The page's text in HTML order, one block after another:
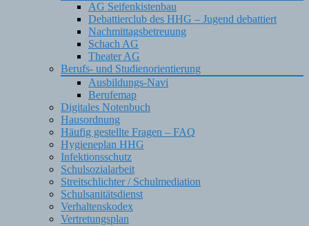
AG Seifenkistenbau
Debattierclub des HHG – Jugend debattiert
Nachmittagsbetreuung
Schach AG
Theater AG
Berufs- und Studienorientierung
Ausbildungs-Navi
Berufemap
Digitales Notenbuch
Hausordnung
Häufig gestellte Fragen – FAQ
Hygieneplan HHG
Infektionsschutz
Schulsozialarbeit
Streitschlichter / Schulmediation
Schulsanitätsdienst
Verhaltenskodex
Vertretungsplan